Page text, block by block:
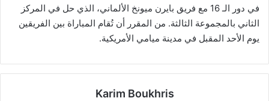
في دور الـ 16 مع فريق بايرن ميونخ الألماني، الذي حل في المركز
الثاني بالمجموعة الثالثة. من المقرر أن تُقام المباراة بين الفريقين
يوم الأحد المقبل في مدينة ميامي الأمريكية.
Karim Boukhris